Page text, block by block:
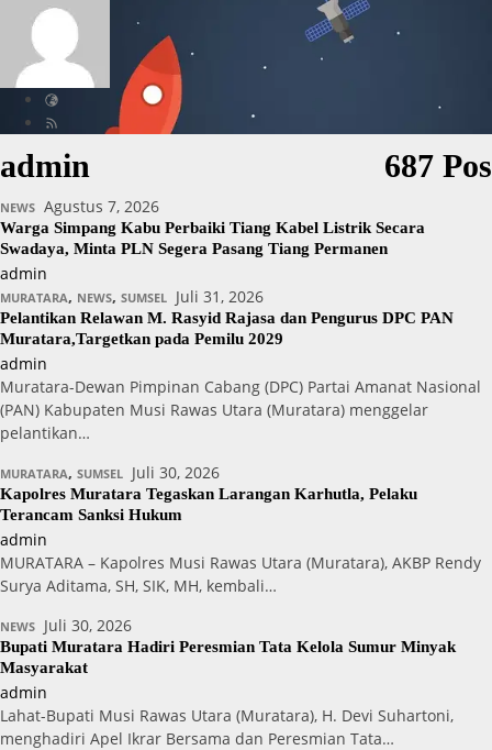
admin 687 Pos
NEWS Agustus 7, 2026
Warga Simpang Kabu Perbaiki Tiang Kabel Listrik Secara
Swadaya, Minta PLN Segera Pasang Tiang Permanen
admin
MURATARA, NEWS, SUMSEL Juli 31, 2026
Pelantikan Relawan M. Rasyid Rajasa dan Pengurus DPC PAN
Muratara,Targetkan pada Pemilu 2029
admin
Muratara-Dewan Pimpinan Cabang (DPC) Partai Amanat Nasional
(PAN) Kabupaten Musi Rawas Utara (Muratara) menggelar
pelantikan…
MURATARA, SUMSEL Juli 30, 2026
Kapolres Muratara Tegaskan Larangan Karhutla, Pelaku
Terancam Sanksi Hukum
admin
MURATARA – Kapolres Musi Rawas Utara (Muratara), AKBP Rendy
Surya Aditama, SH, SIK, MH, kembali…
NEWS Juli 30, 2026
Bupati Muratara Hadiri Peresmian Tata Kelola Sumur Minyak
Masyarakat
admin
Lahat-Bupati Musi Rawas Utara (Muratara), H. Devi Suhartoni,
menghadiri Apel Ikrar Bersama dan Peresmian Tata…